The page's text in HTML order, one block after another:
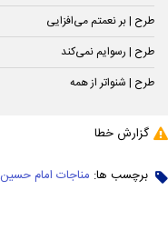
طرح | بر نعمتم می‌افزایی
طرح | رسوایم نمی‌کند
طرح | شنواتر از همه
گزارش خطا
برچسب ها: مناجات امام حسین